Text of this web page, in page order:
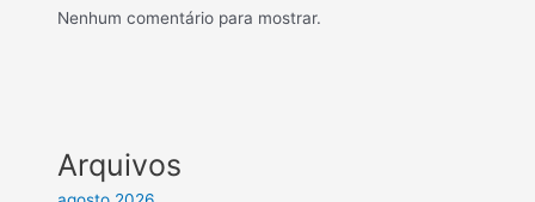
Nenhum comentário para mostrar.
Arquivos